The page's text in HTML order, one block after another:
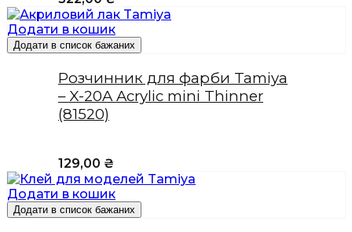
Додати в кошик
Додати в список бажаних
Розчинник для фарби Tamiya
– X-20A Acrylic mini Thinner
(81520)
129,00 ₴
Додати в кошик
Додати в список бажаних